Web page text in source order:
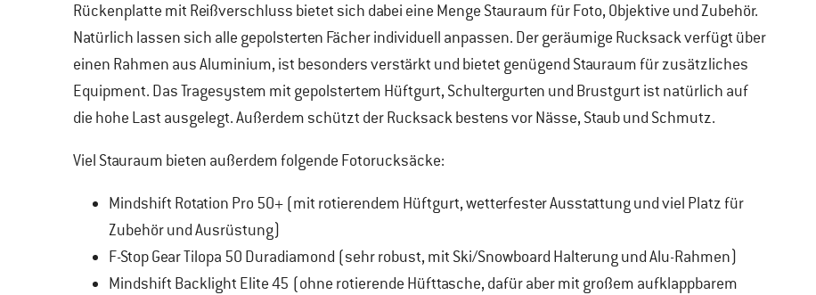
Rückenplatte mit Reißverschluss bietet sich dabei eine Menge Stauraum für Foto, Objektive und Zubehör.
Natürlich lassen sich alle gepolsterten Fächer individuell anpassen. Der geräumige Rucksack verfügt über
einen Rahmen aus Aluminium, ist besonders verstärkt und bietet genügend Stauraum für zusätzliches
Equipment. Das Tragesystem mit gepolstertem Hüftgurt, Schultergurten und Brustgurt ist natürlich auf
die hohe Last ausgelegt. Außerdem schützt der Rucksack bestens vor Nässe, Staub und Schmutz.
Viel Stauraum bieten außerdem folgende Fotorucksäcke:
Mindshift Rotation Pro 50+ (mit rotierendem Hüftgurt, wetterfester Ausstattung und viel Platz für
Zubehör und Ausrüstung)
F-Stop Gear Tilopa 50 Duradiamond (sehr robust, mit Ski/Snowboard Halterung und Alu-Rahmen)
Mindshift Backlight Elite 45 (ohne rotierende Hüfttasche, dafür aber mit großem aufklappbarem